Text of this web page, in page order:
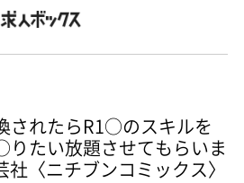
されたらR1○のスキルを
たい放題させてもらいま
社〈ニチブンコミックス〉